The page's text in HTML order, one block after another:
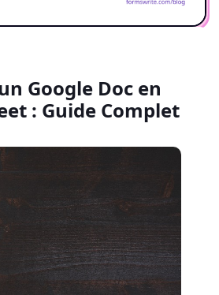
Google Doc en
: Guide Complet